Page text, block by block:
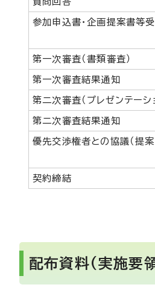
参加申込書・企画提案書等
第一次審査（書類審査）
第一次審査結果通知
第二次審査（プレゼンテーシ
第二次審査結果通知
優先交渉権者との協議（提
契約締結
配布資料(実施要